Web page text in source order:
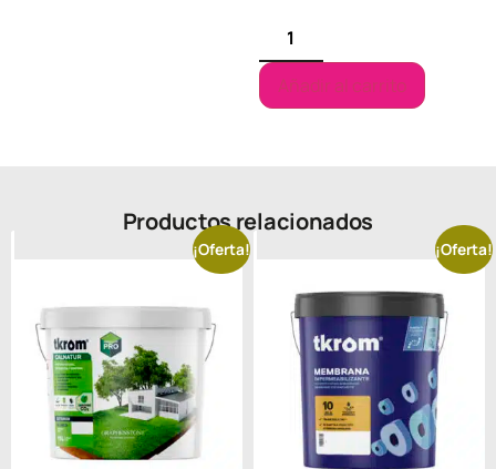
Añadir al carrito
Productos relacionados
¡Oferta! ¡Oferta!